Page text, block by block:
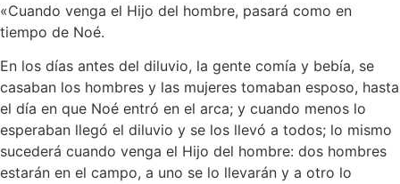
«Cuando venga el Hijo del hombre, pasará como en
tiempo de Noé.
En los días antes del diluvio, la gente comía y bebía, se
casaban los hombres y las mujeres tomaban esposo, hasta
el día en que Noé entró en el arca; y cuando menos lo
esperaban llegó el diluvio y se los llevó a todos; lo mismo
sucederá cuando venga el Hijo del hombre: dos hombres
estarán en el campo, a uno se lo llevarán y a otro lo